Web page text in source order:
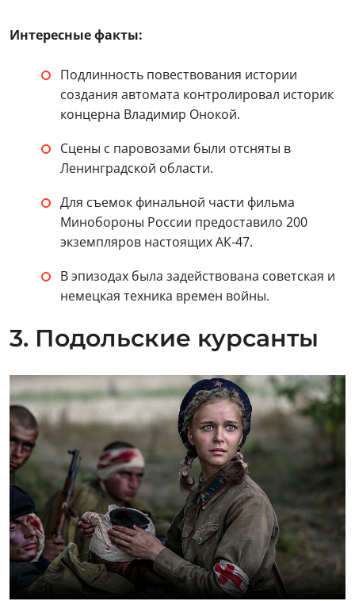
Интересные факты:
Подлинность повествования истории
создания автомата контролировал историк
концерна Владимир Онокой.
Сцены с паровозами были отсняты в
Ленинградской области.
Для съемок финальной части фильма
Минобороны России предоставило 200
экземпляров настоящих АК-47.
В эпизодах была задействована советская и
немецкая техника времен войны.
3. Подольские курсанты